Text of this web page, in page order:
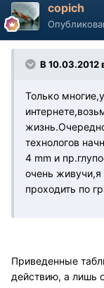
copich
В 10.03.2012
Только
технологов
4 mm и
очень
проходить по
Приведенные
действию, а лишь